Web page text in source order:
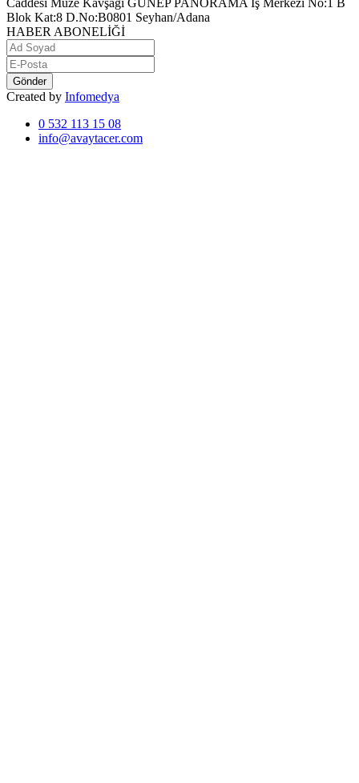
Blok Kat:8 D.No:B0801 Seyhan/Adana
HABER ABONELİĞİ
Gönder
Created by Infomedya
0 532 113 15 08
info@avaytacer.com